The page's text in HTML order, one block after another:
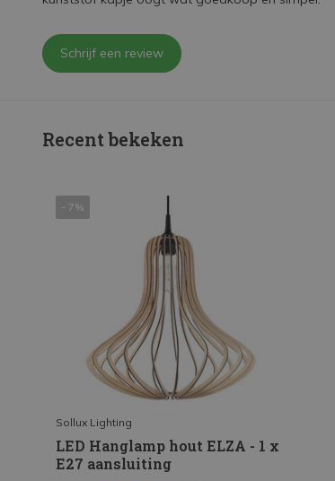
Schrijf een review
Recent bekeken
- 7%
Sollux Lighting
LED Hanglamp hout ELZA - 1 x
E27 aansluiting